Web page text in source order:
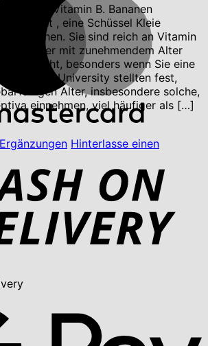
von Vitamin B. Bananen
gedacht , eine Schüssel Kleie
machen. Sie sind reich an Vitamin
Ihr Körper mit zunehmendem Alter
braucht, besonders wenn Sie eine
der Tufts University stellten fest,
Alter, insbesondere solche,
einnehmen, viel häufiger als […]
Ergänzungen Hinterlasse einen